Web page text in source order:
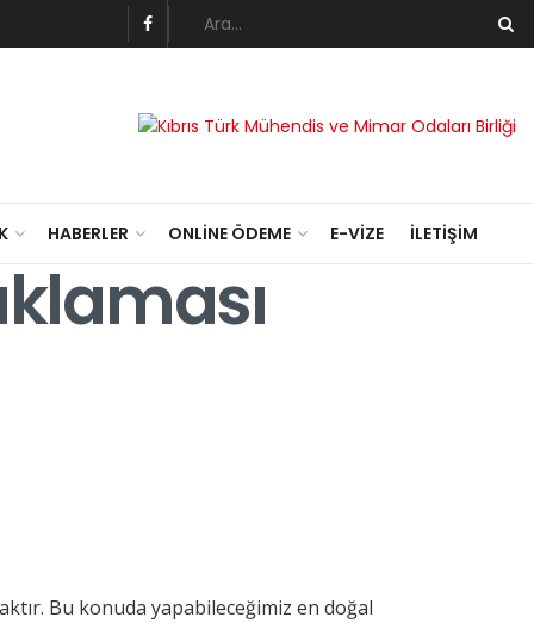
HABERLER ONLINE ÖDEME E-VIZE İLETIŞIM
Bu konuda yapabileceğimiz en doğal